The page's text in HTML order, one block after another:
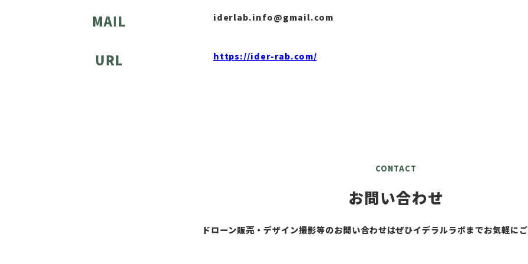
MAIL iderlab.info@gmail.com
URL https://ider-rab.com/
CONTACT
お問い合わせ
ドローン販売・デザイン撮影等のお問い合わせはぜひイデラルラボまでお気軽にご